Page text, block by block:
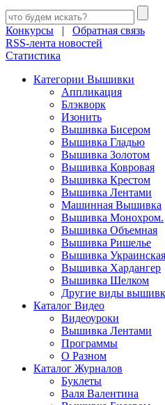
Конкурсы | Обратная связь
RSS-лента новостей
Статистика
Категории Вышивки
Аппликация
Блэкворк
Изонить
Вышивка Бисером
Вышивка Гладью
Вышивка Золотом
Вышивка Ковровая
Вышивка Крестом
Вышивка Лентами
Машинная Вышивка
Вышивка Монохром.
Вышивка Объемная
Вышивка Ришелье
Вышивка Украинская
Вышивка Хардангер
Вышивка Шелком
Другие виды
Каталог Видео
Видеоуроки
Вышивка Лентами
Программы
О Разном
Каталог Журналов
Буклеты
Валя Валентина